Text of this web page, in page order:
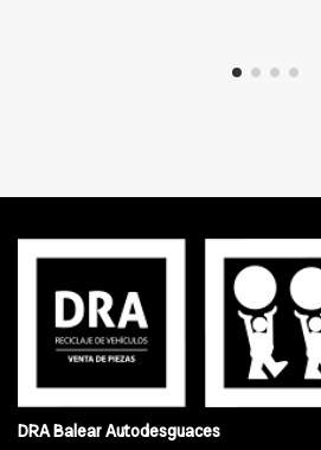
DRA Balear Autodesguaces